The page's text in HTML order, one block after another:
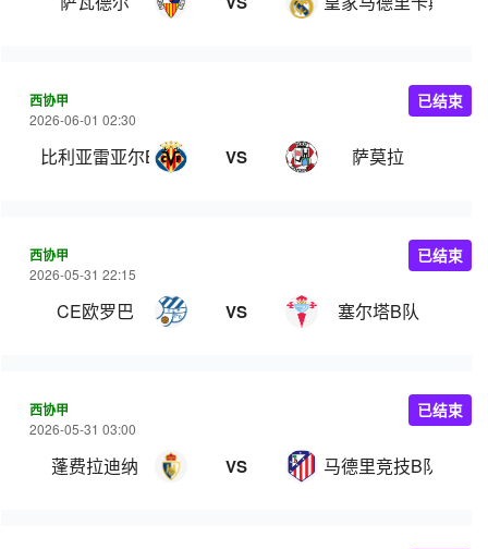
西协甲
2026-06-01 02:30
比利亚雷亚尔B队 VS 萨莫拉
已结束
西协甲
2026-05-31 22:15
CE欧罗巴 VS 塞尔塔B队
已结束
西协甲
2026-05-31 03:00
蓬费拉迪纳 VS 马德里竞技B队
已结束